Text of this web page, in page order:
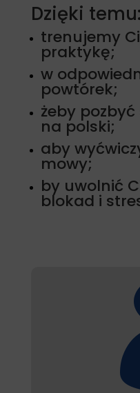
Dzięki temu:
trenujemy
praktykę;
w
powtórek;
żeby
na polski;
aby
mowy;
by uwolnić
blokad i